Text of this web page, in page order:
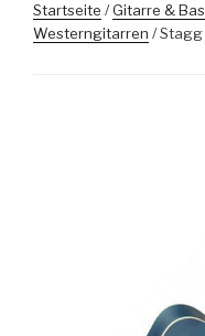
Startseite /Gitarre &
Westerngitarren / Stagg